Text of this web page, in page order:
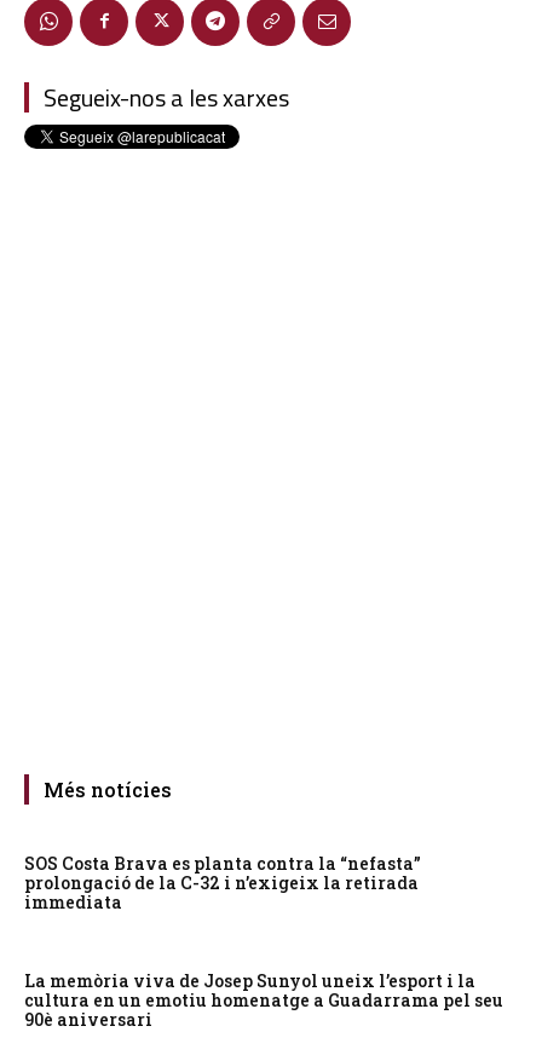
Segueix-nos a les xarxes
Més notícies
SOS Costa Brava es planta contra la “nefasta”
prolongació de la C-32 i n’exigeix la retirada
immediata
La memòria viva de Josep Sunyol uneix l’esport i la
cultura en un emotiu homenatge a Guadarrama pel seu
90è aniversari